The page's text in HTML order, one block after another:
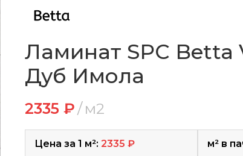
Ламинат SPC Betta
Дуб Имола
2335 ₽ м2
Цена за 1 м²: 2335 ₽ м² в